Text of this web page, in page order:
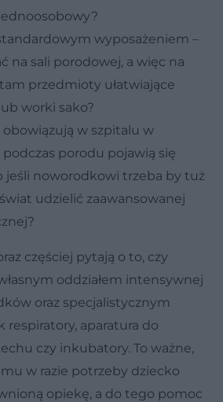
wyposażeniem –
na sali porodowej, a więc na
tam przedmioty ułatwiające
worki sako?
w szpitalu w
porodu pojawią się
jeśli noworodkowi trzeba by tuż
udzielić zaawansowanej
częściej pytają o to, czy
oddziałem intensywnej
oraz specjalistycznym
aparatura do
czy inkubatory. To ważne,
w razie potrzeby dziecko
opiekę, a do tego pomoc